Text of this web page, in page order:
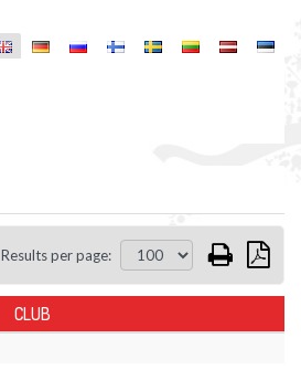
Results per page:
CLUB